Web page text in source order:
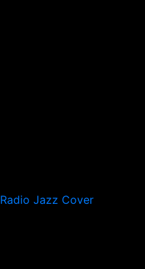
Radio Jazz Cover